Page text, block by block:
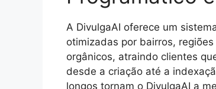
A DivulgaAI oferece um
otimizadas por bairros,
orgânicos, atraindo clientes
desde a criação até a
longos tornam o DivulgaAI a